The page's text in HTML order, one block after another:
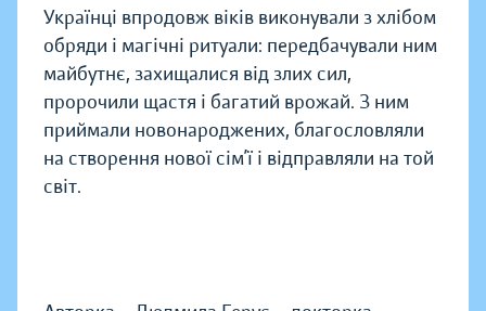
Українці впродовж віків виконували з хлібом
обряди і магічні ритуали: передбачували ним
майбутнє, захищалися від злих сил,
пророчили щастя і багатий врожай. З ним
приймали новонароджених, благословляли
на створення нової сім’ї і відправляли на той
світ.